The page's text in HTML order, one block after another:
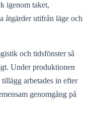
igenom taket,
åtgärder utifrån läge och
och tidsfönster så
Under produktionen
arbetades in efter
genomgång på